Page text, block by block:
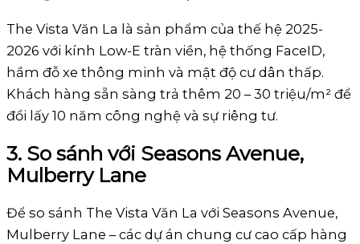
The Vista Văn La là sản phẩm của thế hệ 2025-
2026 với kính Low-E tràn viền, hệ thống FaceID,
hầm đỗ xe thông minh và mật độ cư dân thấp.
Khách hàng sẵn sàng trả thêm 20 – 30 triệu/m² để
đổi lấy 10 năm công nghệ và sự riêng tư.
3. So sánh với Seasons Avenue,
Mulberry Lane
Để so sánh The Vista Văn La với Seasons Avenue,
Mulberry Lane – các dự án chung cư cao cấp hàng